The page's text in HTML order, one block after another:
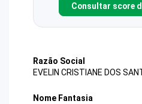
Consultar score
Razão Social
EVELIN CRISTIANE DOS
Nome Fantasia